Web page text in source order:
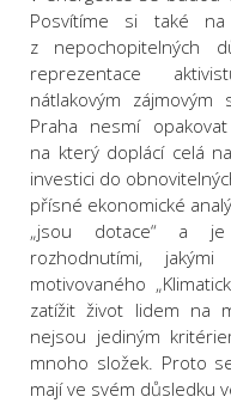
Posvítíme si také
z nepochopitelných
reprezentace
nátlakovým zájmovým
Praha nesmí
na který doplácí celá
investici do
přísné ekonomické
„jsou dotace“ a je
rozhodnutími,
motivovaného
zatížit život lidem na
nejsou jediným
mnoho složek. Proto
mají ve svém důsledku